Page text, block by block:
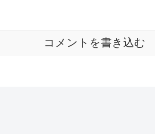
コメントを書き込む